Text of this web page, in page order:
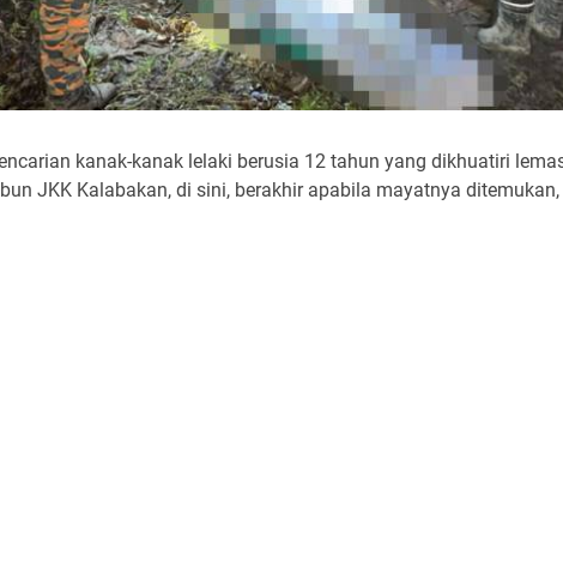
kanak-kanak lelaki berusia 12 tahun yang dikhuatiri
JKK Kalabakan, di sini, berakhir apabila mayatnya